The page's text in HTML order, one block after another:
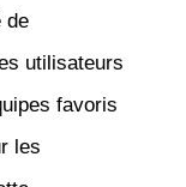
de
utilisateurs
favoris
les